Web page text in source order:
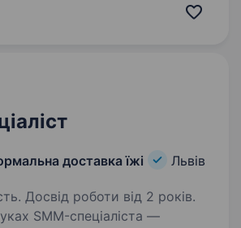
на місяць
доставка їжі Львів
Досвід роботи від 2 років.
SMM-спеціаліста —